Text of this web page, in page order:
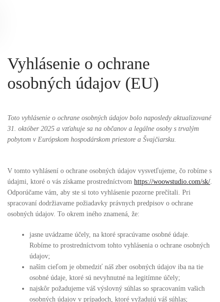
Vyhlásenie o ochrane
osobných údajov (EU)
Toto vyhlásenie o ochrane osobných údajov bolo naposledy aktualizované
31. október 2025 a vzťahuje sa na občanov a legálne osoby s trvalým
pobytom v Európskom hospodárskom priestore a Švajčiarsku.
V tomto vyhlásení o ochrane osobných údajov vysvetľujeme, čo robíme s
údajmi, ktoré o vás získame prostredníctvom https://woowstudio.com/sk/.
Odporúčame vám, aby ste si toto vyhlásenie pozorne prečítali. Pri
spracovaní dodržiavame požiadavky právnych predpisov o ochrane
osobných údajov. To okrem iného znamená, že:
jasne uvádzame účely, na ktoré spracúvame osobné údaje.
Robíme to prostredníctvom tohto vyhlásenia o ochrane osobných
údajov;
naším cieľom je obmedziť náš zber osobných údajov iba na tie
osobné údaje, ktoré sú nevyhnutné na legitímne účely;
najskôr požadujeme váš výslovný súhlas so spracovaním vašich
osobných údajov v prípadoch, ktoré vyžadujú váš súhlas;